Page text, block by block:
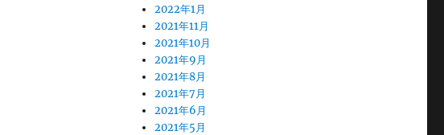
2022年1月
2021年11月
2021年10月
2021年9月
2021年8月
2021年7月
2021年6月
2021年5月